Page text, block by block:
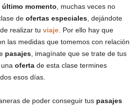
último momento , muchas veces no
de ofertas especiales , dejándote
realizar tu viaje . Por ello hay que
las medidas que tomemos con relación
pasajes , imagínate que se trate de tus
oferta de esta clase termines
esos días.
de poder conseguir tus pasajes